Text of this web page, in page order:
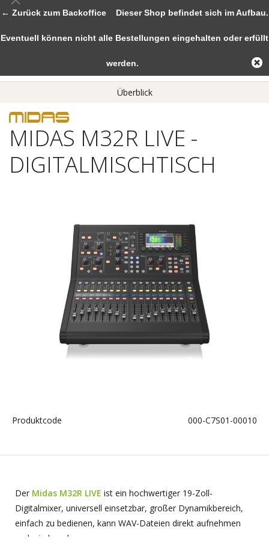
Überblick
MIDAS M32R LIVE -
DIGITALMISCHTISCH
Produktcode 000-C7S01-00010
Der Midas M32R LIVE ist ein hochwertiger 19-Zoll-
Digitalmixer, universell einsetzbar, großer Dynamikbereich,
einfach zu bedienen, kann WAV-Dateien direkt aufnehmen
← Zurück zum BackofficeDieser Shop befindet sich im Aufbau.
Eventuell können nicht alle Bestellungen eingehalten oder erfüllt
werden.